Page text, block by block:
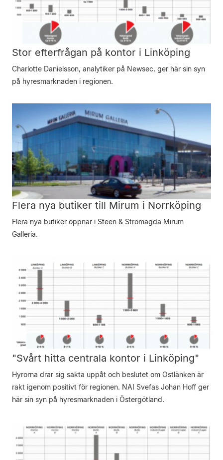
Stor efterfrågan på kontor i Linköping
Charlotte Danielsson, analytiker på Newsec, ger här sin syn
på hyresmarknaden i regionen.
Flera nya butiker till Mirum i Norrköping
Flera nya butiker öppnar i Steen & Strömägda Mirum
Galleria.
"Svårt hitta centrala kontor i Linköping"
Hyrorna drar sig sakta uppåt och beslutet om Ostlänken är
rakt igenom positivt för regionen. NAI Svefas Johan Hoff ger
här sin syn på hyresmarknaden i Östergötland.